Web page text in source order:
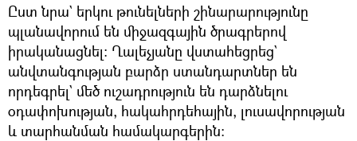
Ըստ նրա` երկու թունելների շինարարությունը
պլանավորում են միջազգային ծրագրերով
իրականացնել։ Ղալեչյանը վստահեցրեց`
անվտանգության բարձր ստանդարտներ են
որդեգրել` մեծ ուշադրություն են դարձնելու
օդափոխության, հակահրդեհային, լուսավորության
և տարհանման համակարգերին։